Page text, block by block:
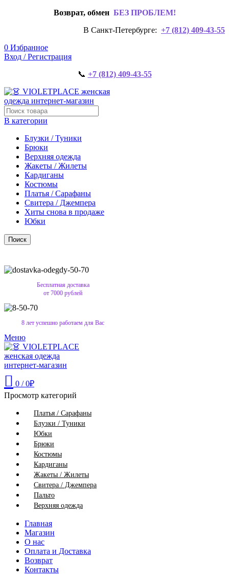
Возврат, обмен БЕЗ ПРОБЛЕМ!
В Санкт-Петербурге: +7 (812) 409-43-55
0 Избранное
Вход / Регистрация
📞 +7 (812) 409-43-55
В категории
Блузки / Туники
Брюки
Верхняя одежда
Жакеты / Жилеты
Кардиганы
Костюмы
Платья / Сарафаны
Свитера / Джемпера
Хиты снова в продаже
Юбки
Поиск
Бесплатная доставка
от 7000 рублей
8 лет успешно работаем для Вас
Меню
0 / 0₽
Просмотр категорий
Платья / Сарафаны
Блузки / Туники
Юбки
Брюки
Костюмы
Кардиганы
Жакеты / Жилеты
Свитера / Джемпера
Пальто
Верхняя одежда
Главная
Магазин
О нас
Оплата и Доставка
Возврат
Контакты